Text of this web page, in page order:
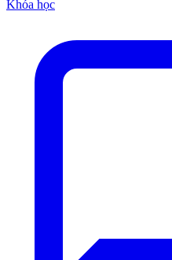
Khóa học